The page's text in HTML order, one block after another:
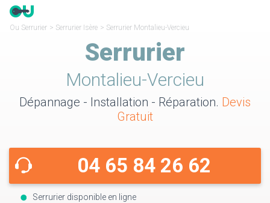
Ou Serrurier > Serrurier Isère > Serrurier Montalieu-Vercieu
Serrurier
Montalieu-Vercieu
Dépannage - Installation - Réparation. Devis
Gratuit
04 65 84 26 62
Serrurier disponible en ligne